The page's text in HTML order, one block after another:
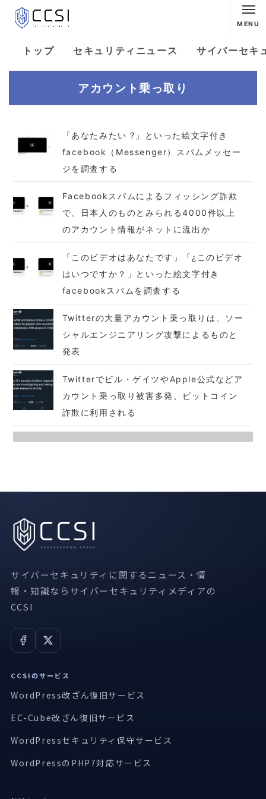
MENU
トップ セキュリティニュース サイバーセキ
アカウント乗っ取り
「あなたみたい ?」といった絵文字付き
facebook（Messenger）スパムメッセー
ジを調査する
Facebookスパムによるフィッシング詐欺
で、日本人のものとみられる4000件以上
のアカウント情報がネットに流出か
「このビデオはあなたです」「¿このビデオ
はいつですか？」といった絵文字付き
facebookスパムを調査する
Twitterの大量アカウント乗っ取りは、ソー
シャルエンジニアリング攻撃によるものと
発表
Twitterでビル・ゲイツやApple公式などア
カウント乗っ取り被害多発、ビットコイン
詐欺に利用される
サイバーセキュリティに関するニュース・情
報・知識ならサイバーセキュリティメディアの
CCSI
CCSIのサービス
WordPress改ざん復旧サービス
EC-Cube改ざん復旧サービス
WordPressセキュリティ保守サービス
WordPressのPHP7対応サービス